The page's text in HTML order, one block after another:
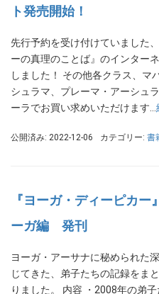
ト発売開始！
先行予約を受け付けていました
ーの真理のことば』のインター
しました！ その他各クラス、マ
シュラマ、プレーマ・アーシュ
ーラでお買い求めいただけます…
公開済み: 2022-12-06 カテゴリー: 書
『ヨーガ・ディーピカー
ーガ編 発刊
ヨーガ・アーサナに秘められた
じてきた、弟子たちの記録をま
りました。 内容 ・2008年の弟